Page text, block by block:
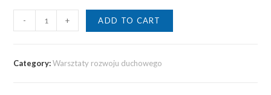
- + ADD TO CART
Category:Warsztaty rozwoju duchowego